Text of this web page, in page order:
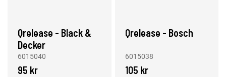
Qrelease - Black &
Decker
6015040
95 kr
Qrelease - Bosch
6015038
105 kr